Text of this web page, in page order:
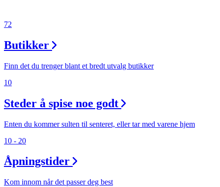
72
Butikker
Finn det du trenger blant et bredt utvalg butikker
10
Steder å spise noe godt
Enten du kommer sulten til senteret, eller tar med varene hjem
10 - 20
Åpningstider
Kom innom når det passer deg best